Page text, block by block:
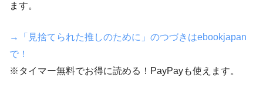
ます。
→「見捨てられた推しのために」のつづきはebookjapan
で！
※タイマー無料でお得に読める！PayPayも使えます。